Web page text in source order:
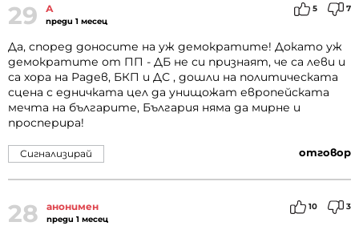
29 А
преди 1 месец
5 7
Да, според доносите на уж демократите! Докато уж
демократите от ПП - ДБ не си признаят, че са леви и
са хора на Радев, БКП и ДС , дошли на политическата
сцена с едничката цел да унищожат европейската
мечта на българите, България няма да мирне и
просперира!
отговор
Сигнализирай
28 анонимен
преди 1 месец
10 3